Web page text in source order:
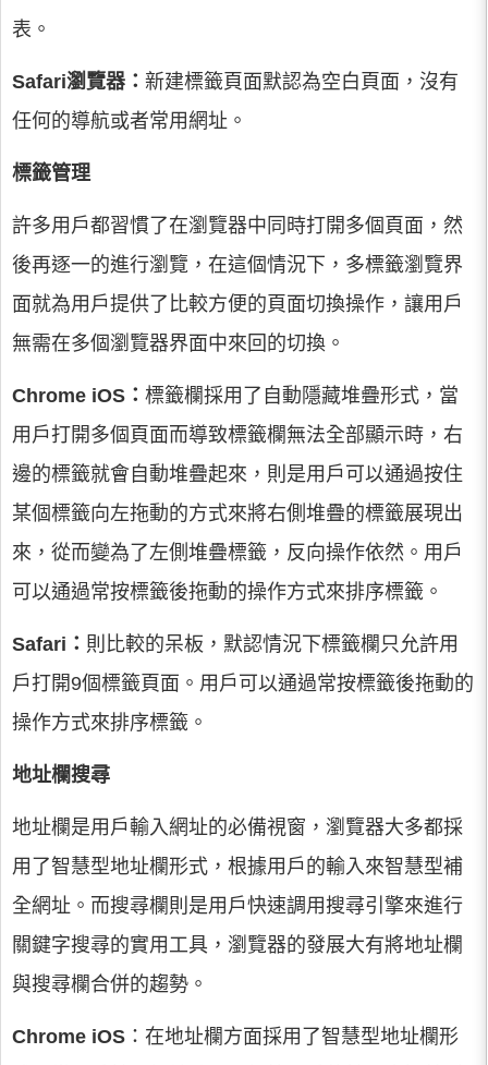
表。
Safari瀏覽器： 新建標籤頁面默認為空白頁面，沒有
任何的導航或者常用網址。
標籤管理
許多用戶都習慣了在瀏覽器中同時打開多個頁面，然
後再逐一的進行瀏覽，在這個情況下，多標籤瀏覽界
面就為用戶提供了比較方便的頁面切換操作，讓用戶
無需在多個瀏覽器界面中來回的切換。
Chrome iOS： 標籤欄採用了自動隱藏堆疊形式，當
用戶打開多個頁面而導致標籤欄無法全部顯示時，右
邊的標籤就會自動堆疊起來，則是用戶可以通過按住
某個標籤向左拖動的方式來將右側堆疊的標籤展現出
來，從而變為了左側堆疊標籤，反向操作依然。用戶
可以通過常按標籤後拖動的操作方式來排序標籤。
Safari： 則比較的呆板，默認情況下標籤欄只允許用
戶打開9個標籤頁面。用戶可以通過常按標籤後拖動的
操作方式來排序標籤。
地址欄搜尋
地址欄是用戶輸入網址的必備視窗，瀏覽器大多都採
用了智慧型地址欄形式，根據用戶的輸入來智慧型補
全網址。而搜尋欄則是用戶快速調用搜尋引擎來進行
關鍵字搜尋的實用工具，瀏覽器的發展大有將地址欄
與搜尋欄合併的趨勢。
Chrome iOS ：在地址欄方面採用了智慧型地址欄形